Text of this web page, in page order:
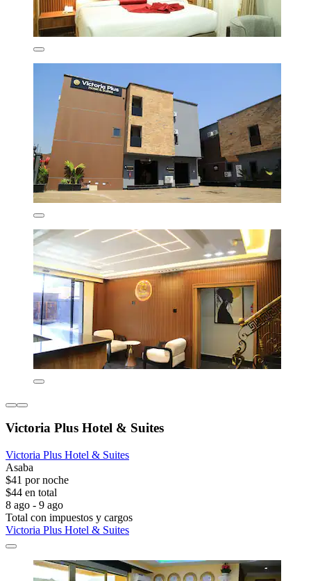
Victoria Plus Hotel & Suites
Victoria Plus Hotel & Suites
Asaba
$41 por noche
$44 en total
8 ago - 9 ago
Total con impuestos y cargos
Victoria Plus Hotel & Suites